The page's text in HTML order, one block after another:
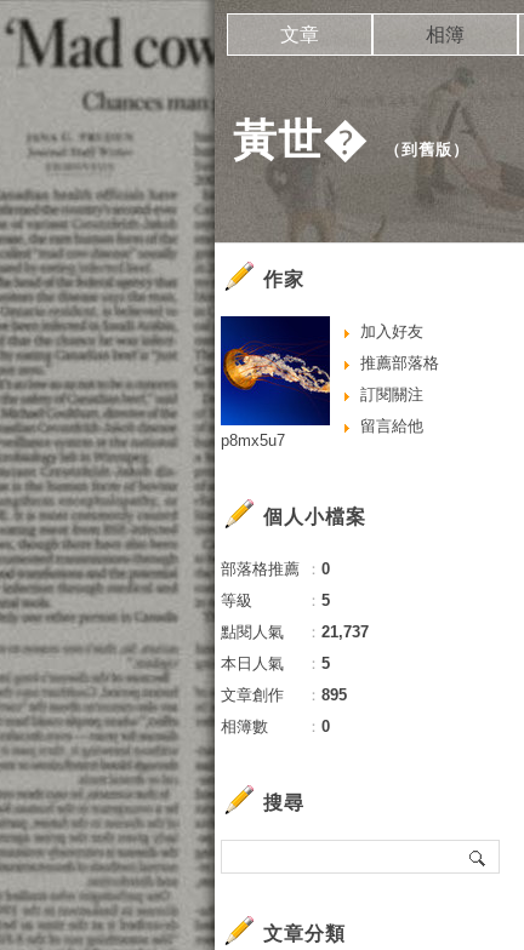
黃世� （到舊版 ）
文章 相簿
作家
加入好友
推薦部落格
訂閱關注
留言給他
p8mx5u7
個人小檔案
部落格推薦 ： 0
等級
： 5
點閱人氣
： 21,737
本日人氣
： 5
文章創作
： 895
相簿數
： 0
搜尋
文章分類